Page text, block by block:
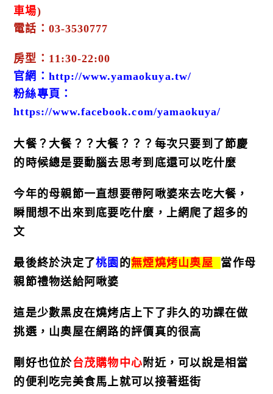
車場)
電話：03-3530777
房型：11:30-22:00
官網：http://www.yamaokuya.tw/
粉絲專頁：
https://www.facebook.com/yamaokuya/
大餐？大餐？？大餐？？？每次只要到了節慶
的時候總是要動腦去思考到底還可以吃什麼
今年的母親節一直想要帶阿啾婆來去吃大餐，
瞬間想不出來到底要吃什麼，上網爬了超多的
文
最後終於決定了桃園 的無煙燒烤山奧屋 當作母
親節禮物送給阿啾婆
這是少數黑皮在燒烤店上下了非久的功課在做
挑選，山奧屋在網路的評價真的很高
剛好也位於台茂購物中心 附近，可以說是相當
的便利 吃完美食馬上就可以接著逛街